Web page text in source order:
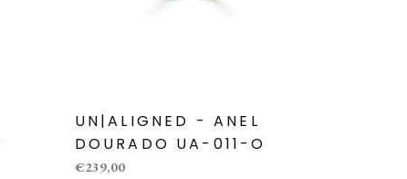
UN|ALIGNED - ANEL
DOURADO UA-011-O
€239,00